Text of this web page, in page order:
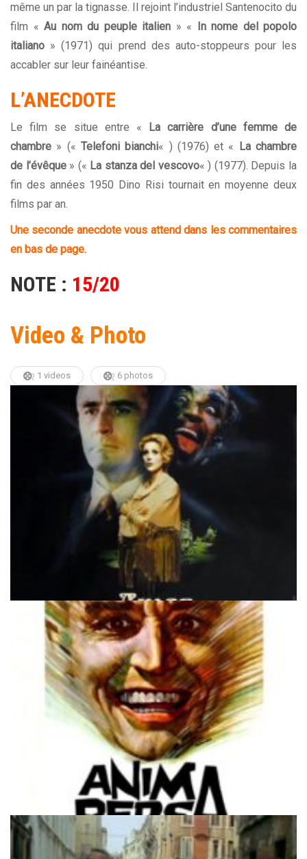
même un par la tignasse. Il rejoint l’industriel Santenocito du
film « Au nom du peuple italien » «
In nome del popolo
italiano » (1971) qui prend des auto-stoppeurs pour les
accabler sur leur fainéantise.
L’ANECDOTE
Le film se situe entre «
La carrière d’une femme de
chambre » (« Telefoni bianchi« ) (1976) et «
La chambre
de l’évêque» (« La stanza del vescovo« ) (1977). Depuis la
fin des années 1950 Dino Risi tournait en moyenne deux
films par an.
Une seconde anecdote vous attend dans les commentaires
en bas de page.
NOTE : 15/20
Video & Photo
1 videos 6 photos